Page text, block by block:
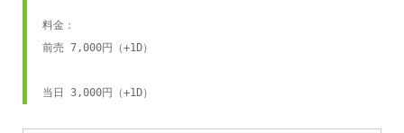
料金：
前売 7,000円（+1D）
当日 3,000円（+1D）